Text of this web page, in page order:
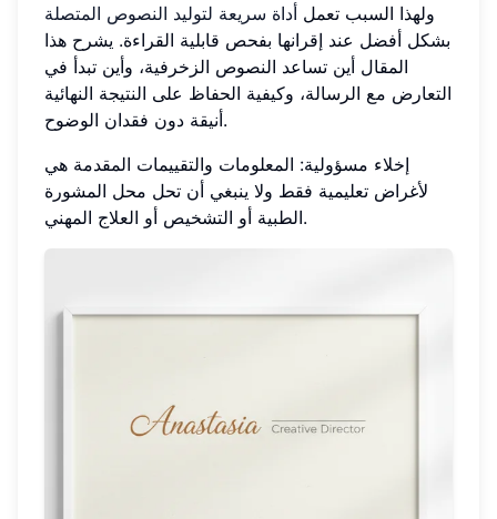
ولهذا السبب تعمل أداة سريعة لتوليد النصوص المتصلة
بشكل أفضل عند إقرانها بفحص قابلية القراءة. يشرح هذا
المقال أين تساعد النصوص الزخرفية، وأين تبدأ في
التعارض مع الرسالة، وكيفية الحفاظ على النتيجة النهائية
أنيقة دون فقدان الوضوح.
إخلاء مسؤولية: المعلومات والتقييمات المقدمة هي
لأغراض تعليمية فقط ولا ينبغي أن تحل محل المشورة
الطبية أو التشخيص أو العلاج المهني.